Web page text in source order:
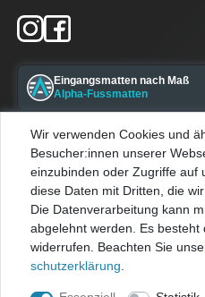
Eingangsmatten nach Maß
Alpha-Fussmatten
Maßgefertigte Kellerfenster
Alpha-Kellerfenster
Wir verwenden Cookies und
Besucher:innen unserer
einzubinden oder Zugriffe auf
diese Daten mit Dritten, die
Die Datenverarbeitung kann
abgelehnt werden. Es
widerrufen. Beachten Sie
schutz­erklärung